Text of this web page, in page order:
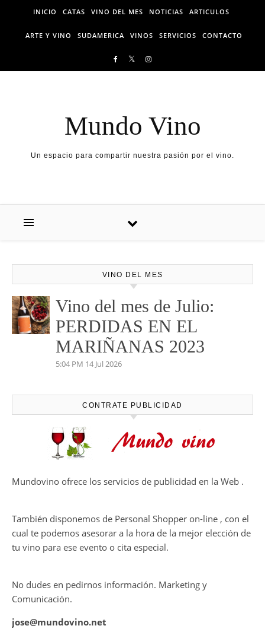
Skip to content
INICIO CATAS VINO DEL MES NOTICIAS ARTICULOS
ARTE Y VINO SUDAMERICA VINOS SERVICIOS CONTACTO
Mundo Vino
Un espacio para compartir nuestra pasión por el vino.
VINO DEL MES
Vino del mes de Julio:
PERDIDAS EN EL
MARIÑANAS 2023
5:04 PM 14 Jul 2026
CONTRATE PUBLICIDAD
Mundovino ofrece los servicios de publicidad en la Web .
También disponemos de Personal Shopper on-line , con el
cual te podemos asesorar a la hora de la mejor elección de
tu vino para ese evento o cita especial.
No dudes en pedirnos información. Marketing y
Comunicación.
jose@mundovino.net